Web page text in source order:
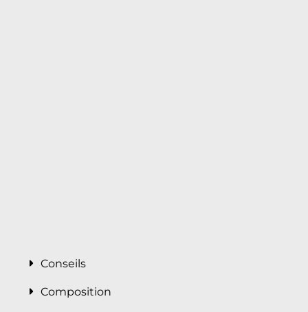
Conseils
Composition